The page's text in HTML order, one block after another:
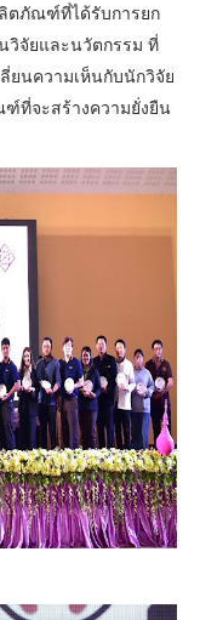
ตภัณฑ์ที่ได้รับการยก
วิจัยและนวัตกรรม ที่
ยนความเห็นกับนักวิจัย
ที่จะสร้างความยั่งยืน